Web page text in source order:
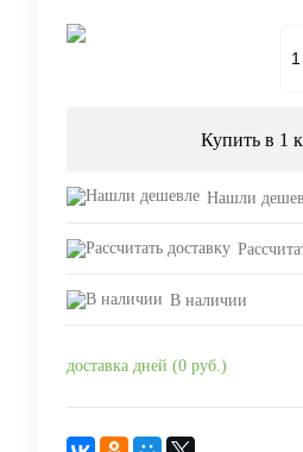
Купить в 1
Нашли
В наличии
доставка дней (0 руб.)